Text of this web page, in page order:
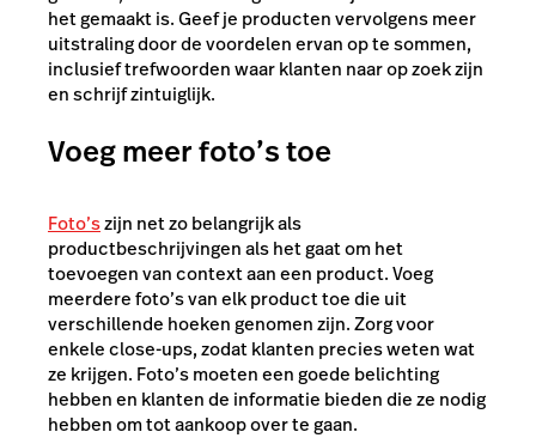
het gemaakt is. Geef je producten vervolgens meer
uitstraling door de voordelen ervan op te sommen,
inclusief trefwoorden waar klanten naar op zoek zijn
en schrijf zintuiglijk.
Voeg meer foto’s toe
Foto’szijn net zo belangrijk als
productbeschrijvingen als het gaat om het
toevoegen van context aan een product. Voeg
meerdere foto’s van elk product toe die uit
verschillende hoeken genomen zijn. Zorg voor
enkele close-ups, zodat klanten precies weten wat
ze krijgen. Foto’s moeten een goede belichting
hebben en klanten de informatie bieden die ze nodig
hebben om tot aankoop over te gaan.